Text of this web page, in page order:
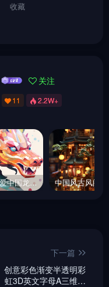
收藏
关注
11 2.2W+
手绘卡通可爱中国龙侧面肖像几何形状拼接平面矢量插图绘画midjourney关键词咒语分享
下一篇
创意彩色渐变半透明彩
虹3D英文字母A三维立